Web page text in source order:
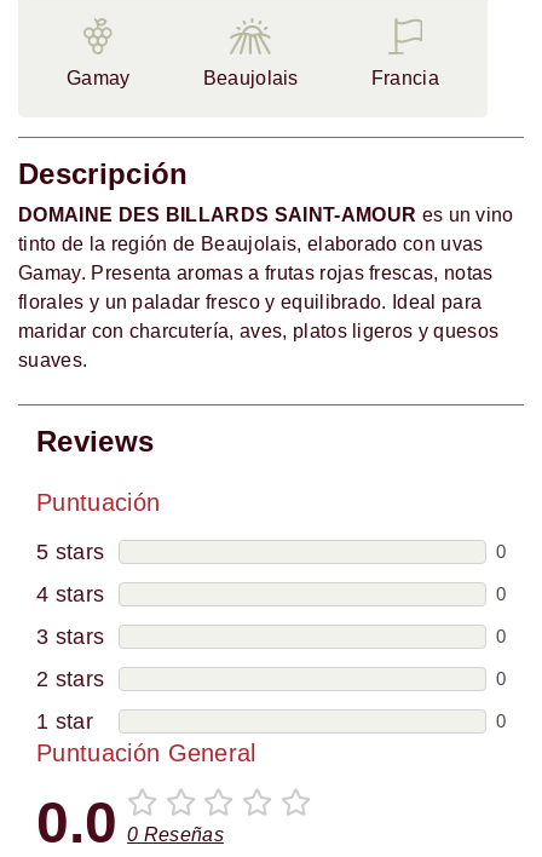
Gamay Beaujolais Francia
Descripción
DOMAINE DES BILLARDS SAINT-AMOUR es un vino
tinto de la región de Beaujolais, elaborado con uvas
Gamay. Presenta aromas a frutas rojas frescas, notas
florales y un paladar fresco y equilibrado. Ideal para
maridar con charcutería, aves, platos ligeros y quesos
suaves.
Reviews
Puntuación
5 stars 0
4 stars 0
3 stars 0
2 stars 0
1 star 0
Puntuación General
0.0 0 Reseñas